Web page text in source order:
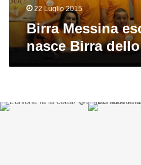
22 Luglio 2015
Birra Messina
nasce Birra